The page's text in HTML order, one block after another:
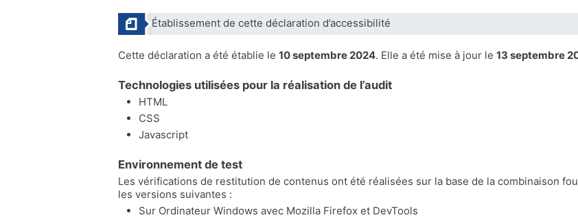
Établissement de cette déclaration d’accessibilité
Cette déclaration a été établie le 10 septembre 2024. Elle a été mise à jour le 13 septembre
Technologies utilisées pour la réalisation de l’audit
HTML
CSS
Javascript
Environnement de test
Les vérifications de restitution de contenus ont été réalisées sur la base de la combinaison
les versions suivantes :
Sur Ordinateur Windows avec Mozilla Firefox et DevTools